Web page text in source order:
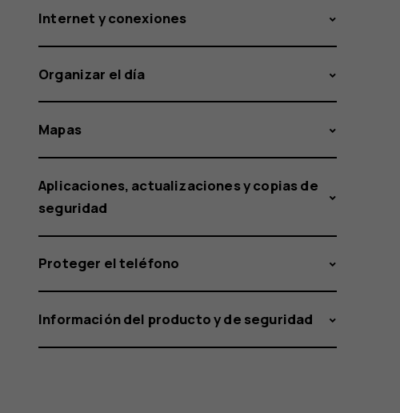
Internet y conexiones
Organizar el día
Mapas
Aplicaciones, actualizaciones y copias de
seguridad
Proteger el teléfono
Información del producto y de seguridad